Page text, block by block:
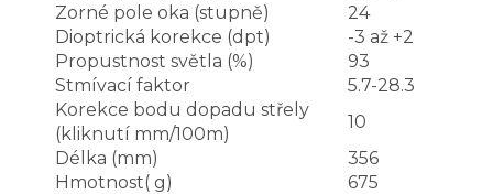
Zorné pole oka (stupně)
24
Dioptrická korekce (dpt)
-3 až +2
Propustnost světla (%)
93
Stmívací faktor
5.7-28.3
Korekce bodu dopadu střely
(kliknutí mm/100m)
10
Délka (mm)
356
Hmotnost( g)
675